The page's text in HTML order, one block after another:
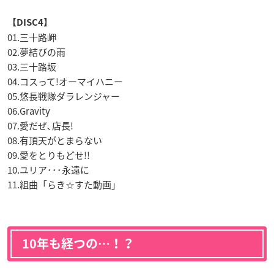
【DISC4】
01.三十路岬
02.夢結びの雨
03.三十路坂
04.コスって!オーマイハニー
05.悠長戦隊ダラレンジャー
06.Gravity
07.愛だぜ､店長!
08.有頂天がとまらない
09.愛をとりもどせ!!
10.ユリア･･･永遠に
11.組曲「らき☆すた動画」
10年も経つの…！？